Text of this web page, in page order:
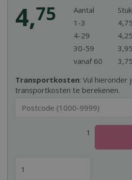
Transportkosten: Vul hieronder
transportkosten te berekenen.
4,75 Aantal
1-3
4,75
4-29
4,25
30-59
3,95
vanaf 60
3,75
1